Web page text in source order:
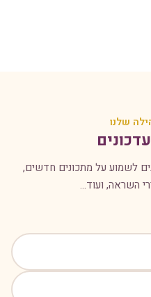
שלנו
לשמוע על מתכונים חדשים,
השראה, ועוד...